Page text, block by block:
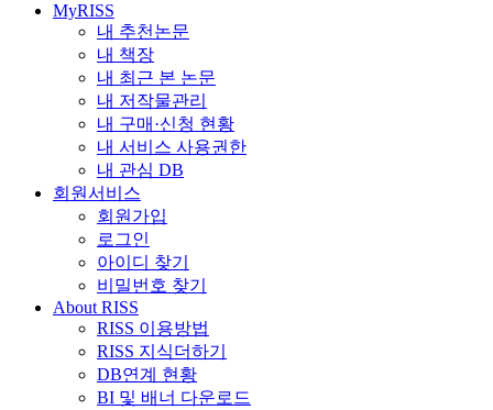
MyRISS
내 추천논문
내 책장
내 최근 본 논문
내 저작물관리
내 구매·신청 현황
내 서비스 사용권한
내 관심 DB
회원서비스
회원가입
로그인
아이디 찾기
비밀번호 찾기
About RISS
RISS 이용방법
RISS 지식더하기
DB연계 현황
BI 및 배너 다운로드